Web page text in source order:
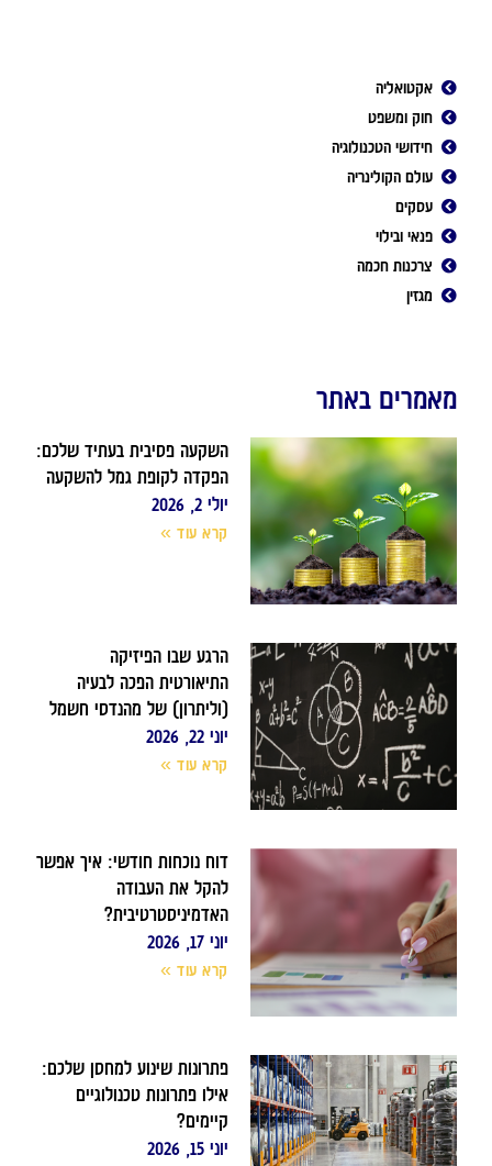
אקטואליה
חוק ומשפט
חידושי הטכנולוגיה
עולם הקולינריה
עסקים
פנאי ובילוי
צרכנות חכמה
מגזין
מאמרים באתר
השקעה פסיבית בעתיד שלכם:
הפקדה לקופת גמל להשקעה
יולי 2, 2026
קרא עוד »
הרגע שבו הפיזיקה
התיאורטית הפכה לבעיה
(וליתרון) של מהנדסי חשמל
יוני 22, 2026
קרא עוד »
דוח נוכחות חודשי: איך אפשר
להקל את העבודה
האדמיניסטרטיבית?
יוני 17, 2026
קרא עוד »
פתרונות שינוע למחסן שלכם:
אילו פתרונות טכנולוגיים
קיימים?
יוני 15, 2026